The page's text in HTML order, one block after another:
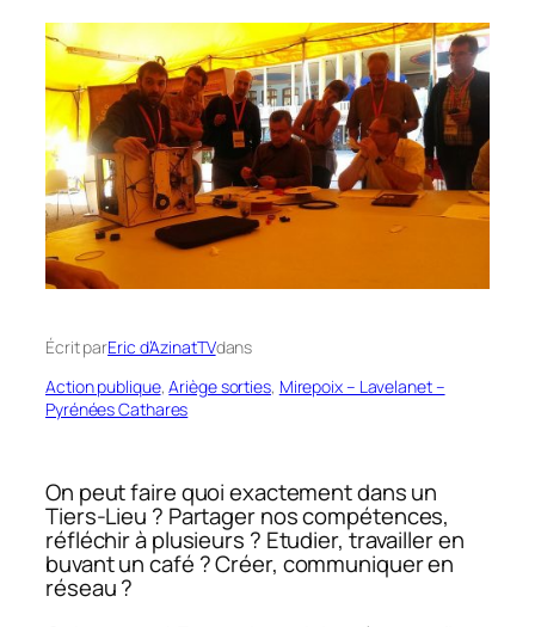
Écrit parEric d’AzinatTVdans
Action publique, Ariège sorties, Mirepoix – Lavelanet –
Pyrénées Cathares
On peut faire quoi exactement dans un
Tiers-Lieu ? Partager nos compétences,
réfléchir à plusieurs ? Etudier, travailler en
buvant un café ?Créer, communiquer en
réseau ?